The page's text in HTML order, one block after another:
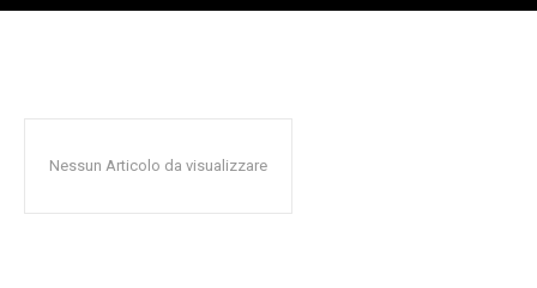
Nessun Articolo da visualizzare